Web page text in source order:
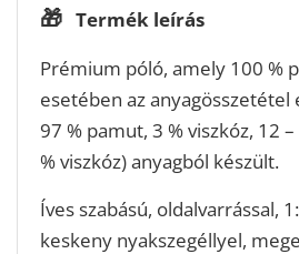
🎁 Termék leírás
Prémium póló, amely 100 %
esetében az anyagösszetétel
97 % pamut, 3 % viszkóz, 12
% viszkóz) anyagból készült.
Íves szabású, oldalvarrással,
keskeny nyakszegéllyel,